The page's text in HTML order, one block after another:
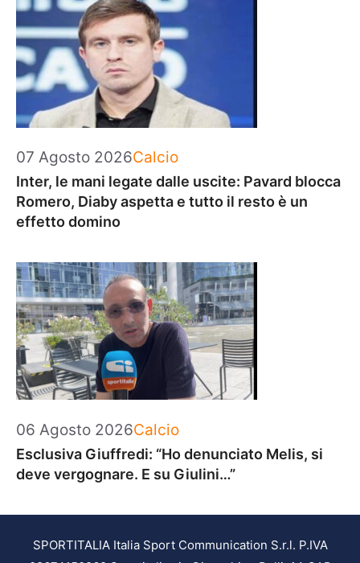
07 Agosto 2026Categorie
Calcio
Inter, le mani legate dalle uscite: Pavard blocca
Romero, Diaby aspetta e tutto il resto è un
effetto domino
06 Agosto 2026Categorie
Calcio
Esclusiva Giuffredi: “Ho denunciato Melis, si
deve vergognare. E su Giulini…”
SPORTITALIA Italia Sport Communication S.r.l. P.IVA